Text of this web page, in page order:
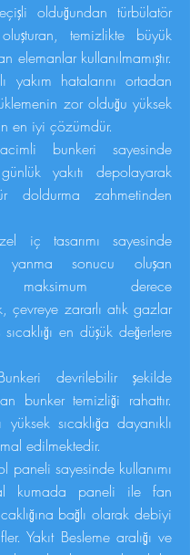
olduğundan türbülatör
temizlikte büyük
elemanlar kullanılmamıştır.
yakım hatalarını ortadan
zor olduğu yüksek
en iyi çözümdür.
bunkeri sayesinde
yakıtı depolayarak
doldurma zahmetinden
iç tasarımı sayesinde
sonucu oluşan
maksimum derece
çevreye zararlı atık gazlar
en düşük değerlere
devrilebilir şekilde
bunker temizliği rahattır.
sıcaklığa dayanıklı
edilmektedir.
paneli sayesinde kullanımı
kumada paneli ile fan
bağlı olarak debiyi
Yakıt Besleme aralığı ve